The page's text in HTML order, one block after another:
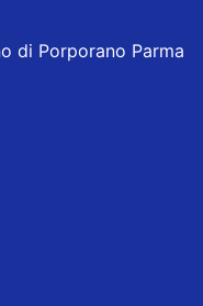
di Porporano Parma